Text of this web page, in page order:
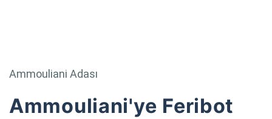
Ammouliani Adası
Ammouliani'ye Feribot